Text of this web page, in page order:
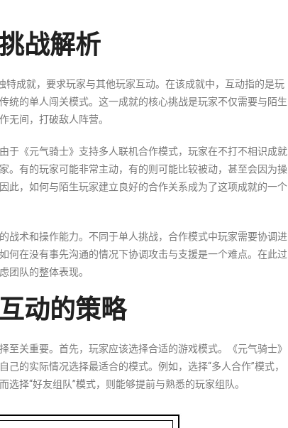
战解析
特成就，要求玩家与其他玩家互动。在该成就中，互动指的是玩
统的单人闯关模式。这一成就的核心挑战是玩家不仅需要与陌生
无间，打破敌人阵营。
于《元气骑士》支持多人联机合作模式，玩家在不打不相识成就
。有的玩家可能非常主动，有的则可能比较被动，甚至会因为操
此，如何与陌生玩家建立良好的合作关系成为了这项成就的一个
战术和操作能力。不同于单人挑战，合作模式中玩家需要协调进
何在没有事先沟通的情况下协调攻击与支援是一个难点。在此过
团队的整体表现。
动的策略
至关重要。首先，玩家应该选择合适的游戏模式。《元气骑士》
的实际情况选择最适合的模式。例如，选择“多人合作”模式，
择“好友组队”模式，则能够提前与熟悉的玩家组队。